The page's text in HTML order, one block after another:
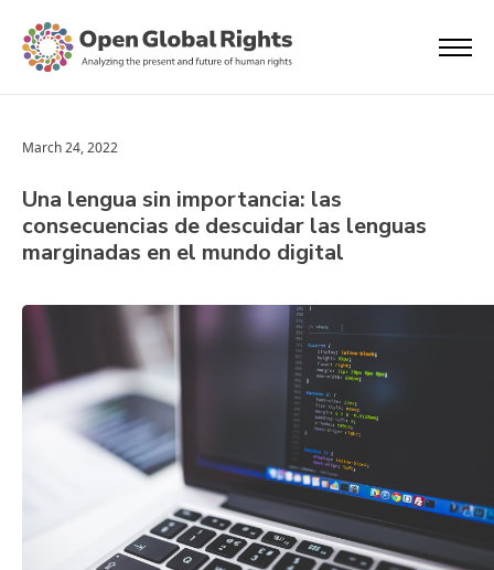
March 24, 2022
Una lengua sin importancia: las
consecuencias de descuidar las lenguas
marginadas en el mundo digital